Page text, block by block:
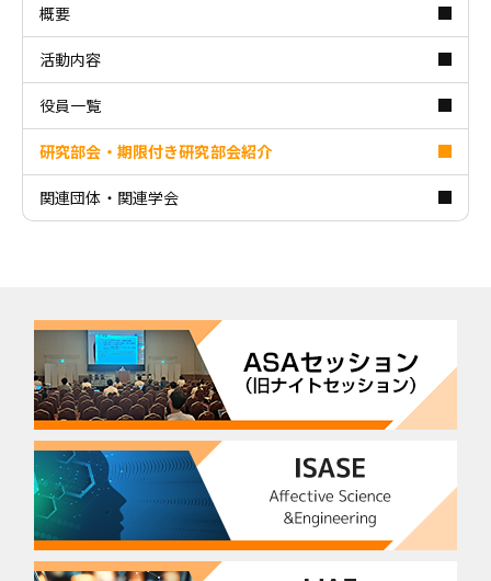
概要
活動内容
役員一覧
研究部会・期限付き研究部会紹介
関連団体・関連学会